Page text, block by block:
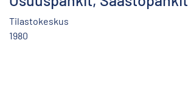
Tilastokeskus
1980